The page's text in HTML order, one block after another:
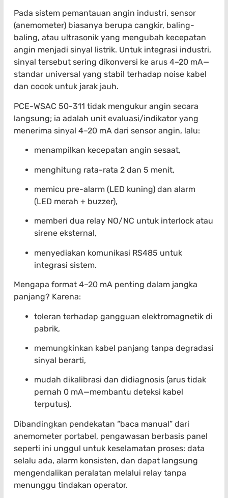
Pada sistem pemantauan angin industri, sensor
(anemometer) biasanya berupa cangkir, baling-
baling, atau ultrasonik yang mengubah kecepatan
angin menjadi sinyal listrik. Untuk integrasi industri,
sinyal tersebut sering dikonversi ke arus 4–20 mA—
standar universal yang stabil terhadap noise kabel
dan cocok untuk jarak jauh.
PCE-WSAC 50-311 tidak mengukur angin secara
langsung; ia adalah unit evaluasi/indikator yang
menerima sinyal 4–20 mA dari sensor angin, lalu:
menampilkan kecepatan angin sesaat,
menghitung rata-rata 2 dan 5 menit,
memicu pre-alarm (LED kuning) dan alarm
(LED merah + buzzer),
memberi dua relay NO/NC untuk interlock atau
sirene eksternal,
menyediakan komunikasi RS485 untuk
integrasi sistem.
Mengapa format 4–20 mA penting dalam jangka
panjang? Karena:
toleran terhadap gangguan elektromagnetik di
pabrik,
memungkinkan kabel panjang tanpa degradasi
sinyal berarti,
mudah dikalibrasi dan didiagnosis (arus tidak
pernah 0 mA—membantu deteksi kabel
terputus).
Dibandingkan pendekatan “baca manual” dari
anemometer portabel, pengawasan berbasis panel
seperti ini unggul untuk keselamatan proses: data
selalu ada, alarm konsisten, dan dapat langsung
mengendalikan peralatan melalui relay tanpa
menunggu tindakan operator.